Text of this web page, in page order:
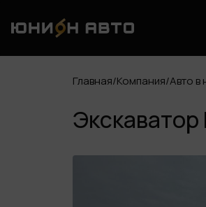
Главная/Компания/Авто в
Экскаватор